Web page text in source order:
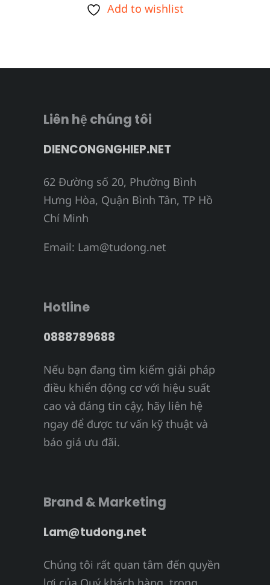
Add to wishlist
Liên hệ chúng tôi
DIENCONGNGHIEP.NET
62 Đường số 20, Phường Bình
Hưng Hòa, Quận Bình Tân, TP Hồ
Chí Minh
Email: Lam@tudong.net
Hotline
0888789688
Nếu bạn đang tìm kiếm giải pháp
điều khiển động cơ với hiệu suất
cao và đáng tin cậy, hãy liên hệ
ngay để được tư vấn kỹ thuật và
báo giá ưu đãi.
Brand & Marketing
Lam@tudong.net
Chúng tôi rất quan tâm đến quyền